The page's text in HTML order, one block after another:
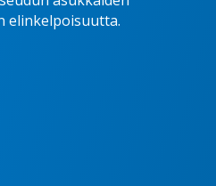
elinkelpoisuutta.